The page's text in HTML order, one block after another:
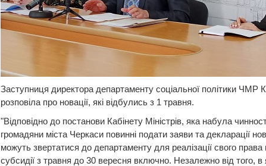
Заступниця директора департаменту соціальної політики ЧМР
розповіла про новації, які відбулись з 1 травня.
"Відповідно до постанови Кабінету Міністрів, яка набула
громадяни міста Черкаси повинні подати заяви та декларації
можуть звертатися до департаменту для реалізації свого
субсидії з травня до 30 вересня включно. Незалежно від того, в